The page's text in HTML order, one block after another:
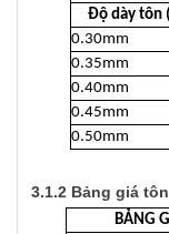
Độ dày tôn
0.30mm
0.35mm
0.40mm
0.45mm
0.50mm
3.1.2 Bảng giá
BẢNG